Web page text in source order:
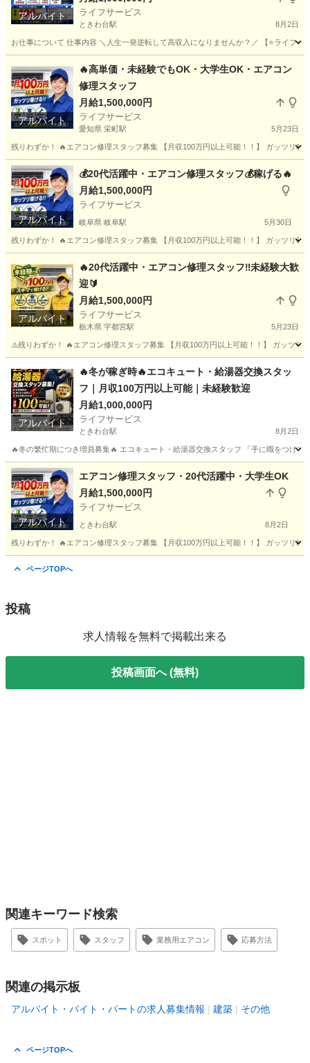
アルバイト ライフサービス
ときわ台駅 8月2日
お仕事について 仕事内容 ＼人生一発逆転して高収入になりませんか？／ 【⭐️ライフ
ときわ台駅 その他 スタッフ
アルバイト
🔥高単価・未経験でもOK・大学生OK・エアコン
修理スタッフ
月給1,500,000円
ライフサービス
愛知県 栄町駅 5月23日
残りわずか！ 🔥エアコン修理スタッフ募集 【月収100万円以上可能！！】 ガッツリ
愛知 名古屋市 栄町駅 スタッフ
アルバイト
💰20代活躍中・エアコン修理スタッフ💰稼げる🔥
月給1,500,000円
ライフサービス
岐阜県 岐阜駅 5月30日
残りわずか！ 🔥エアコン修理スタッフ募集 【月収100万円以上可能！！】 ガッツリ
岐阜駅 建築 スタッフ
アルバイト
🔥20代活躍中・エアコン修理スタッフ‼️未経験大歓
迎🔰
月給1,500,000円
ライフサービス
栃木県 宇都宮駅 5月23日
⚠️残りわずか！ 🔥エアコン修理スタッフ募集 【月収100万円以上可能！！】 ガッツリ
宇都宮駅 スタッフ
アルバイト
🔥冬が稼ぎ時🔥エコキュート・給湯器交換スタッ
フ｜月収100万円以上可能｜未経験歓迎
月給1,000,000円
ライフサービス
ときわ台駅 8月2日
🔥冬の繁忙期につき増員募集🔥 エコキュート・給湯器交換スタッフ 「手に職をつけ
東京 板橋区 ときわ台駅 建築 エコキュート
アルバイト
エアコン修理スタッフ・20代活躍中・大学生OK
月給1,500,000円
ライフサービス
ときわ台駅 8月2日
残りわずか！ 🔥エアコン修理スタッフ募集 【月収100万円以上可能！！】 ガッツリ
ページTOPへ
投稿
求人情報を無料で掲載出来る
投稿画面へ (無料)
関連キーワード検索
スポット スタッフ 業務用エアコン 応募方法
関連の掲示板
アルバイト・バイト・パートの求人募集情報 建築 その他
ページTOPへ